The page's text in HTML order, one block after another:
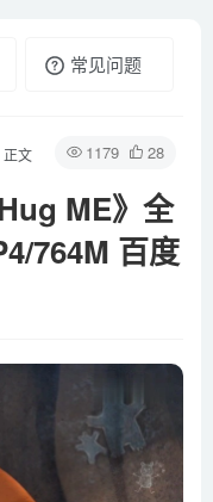
常见问题
1179 28
正文
ME》全
764M 百度